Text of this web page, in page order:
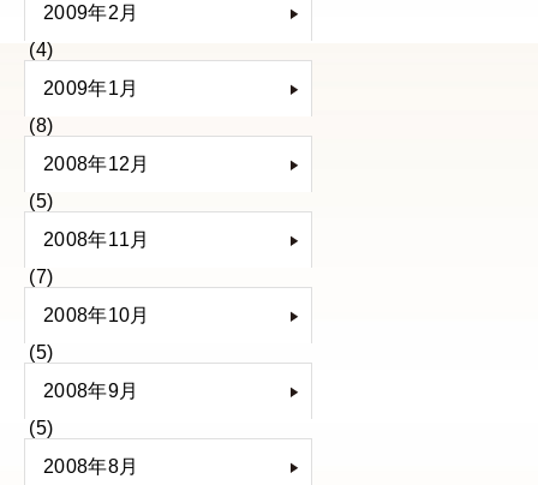
2009年2月
(4)
2009年1月
(8)
2008年12月
(5)
2008年11月
(7)
2008年10月
(5)
2008年9月
(5)
2008年8月